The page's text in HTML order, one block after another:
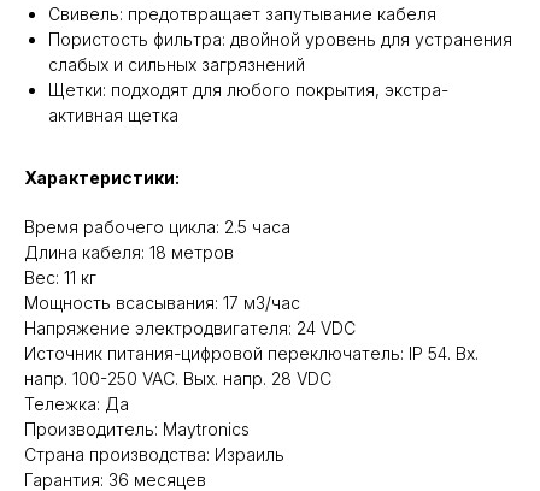
Свивель: предотвращает запутывание кабеля
Пористость фильтра: двойной уровень для устранения
слабых и сильных загрязнений
Щетки: подходят для любого покрытия, экстра-
активная щетка
Характеристики:
Время рабочего цикла: 2.5 часа
Длина кабеля: 18 метров
Вес: 11 кг
Мощность всасывания: 17 м3/час
Напряжение электродвигателя: 24 VDC
Источник питания-цифровой переключатель: IP 54. Вх.
напр. 100-250 VAC. Вых. напр. 28 VDC
Тележка: Да
Производитель: Maytronics
Cтрана производства: Израиль
Гарантия: 36 месяцев